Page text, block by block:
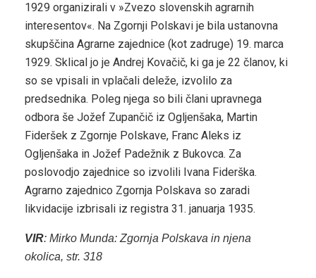
1929 organizirali v »Zvezo slovenskih agrarnih
interesentov«. Na Zgornji Polskavi je bila ustanovna
skupščina Agrarne zajednice (kot zadruge) 19. marca
1929. Sklical jo je Andrej Kovačič, ki ga je 22 članov, ki
so se vpisali in vplačali deleže, izvolilo za
predsednika. Poleg njega so bili člani upravnega
odbora še Jožef Zupančič iz Ogljenšaka, Martin
Fideršek z Zgornje Polskave, Franc Aleks iz
Ogljenšaka in Jožef Padežnik z Bukovca. Za
poslovodjo zajednice so izvolili Ivana Fiderška.
Agrarno zajednico Zgornja Polskava so zaradi
likvidacije izbrisali iz registra 31. januarja 1935.
VIR: Mirko Munda: Zgornja Polskava in njena
okolica, str. 318